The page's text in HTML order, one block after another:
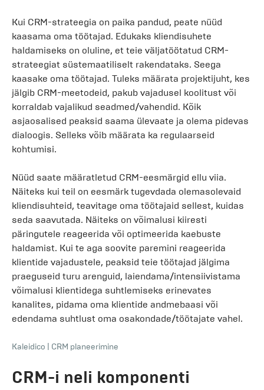
Kui CRM-strateegia on paika pandud, peate nüüd
kaasama oma töötajad. Edukaks kliendisuhete
haldamiseks on oluline, et teie väljatöötatud CRM-
strateegiat süstemaatiliselt rakendataks. Seega
kaasake oma töötajad. Tuleks määrata projektijuht, kes
jälgib CRM-meetodeid, pakub vajadusel koolitust või
korraldab vajalikud seadmed/vahendid. Kõik
asjaosalised peaksid saama ülevaate ja olema pidevas
dialoogis. Selleks võib määrata ka regulaarseid
kohtumisi.
Nüüd saate määratletud CRM-eesmärgid ellu viia.
Näiteks kui teil on eesmärk tugevdada olemasolevaid
kliendisuhteid, teavitage oma töötajaid sellest, kuidas
seda saavutada. Näiteks on võimalusi kiiresti
päringutele reageerida või optimeerida kaebuste
haldamist. Kui te aga soovite paremini reageerida
klientide vajadustele, peaksid teie töötajad jälgima
praeguseid turu arenguid, laiendama/intensiivistama
võimalusi klientidega suhtlemiseks erinevates
kanalites, pidama oma klientide andmebaasi või
edendama suhtlust oma osakondade/töötajate vahel.
Kaleidico CRM planeerimine
CRM-i neli komponenti